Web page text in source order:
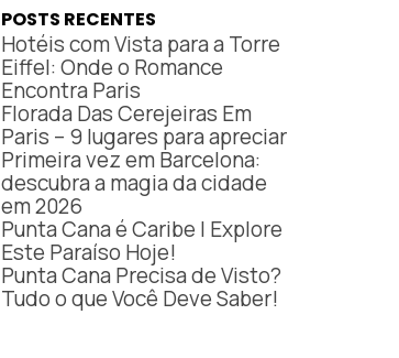
POSTS RECENTES
Hotéis com Vista para a Torre
Eiffel: Onde o Romance
Encontra Paris
Florada Das Cerejeiras Em
Paris – 9 lugares para apreciar
Primeira vez em Barcelona:
descubra a magia da cidade
em 2026
Punta Cana é Caribe | Explore
Este Paraíso Hoje!
Punta Cana Precisa de Visto?
Tudo o que Você Deve Saber!